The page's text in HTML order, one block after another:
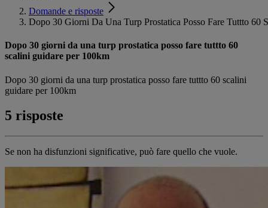
Domande e risposte
Dopo 30 Giorni Da Una Turp Prostatica Posso Fare Tuttto 60
Dopo 30 giorni da una turp prostatica posso fare tuttto 60
scalini guidare per 100km
Dopo 30 giorni da una turp prostatica posso fare tuttto 60 scalini
guidare per 100km
5 risposte
Se non ha disfunzioni significative, può fare quello che vuole.